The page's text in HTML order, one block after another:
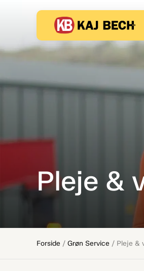
Pleje &
Forside / Grøn Service / Pleje &